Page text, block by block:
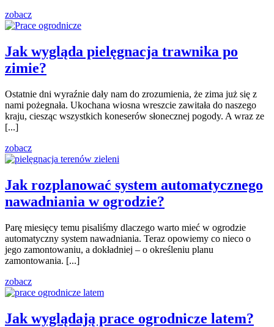
zobacz
Jak wygląda pielęgnacja trawnika po
zimie?
Ostatnie dni wyraźnie dały nam do zrozumienia, że zima już się z
nami pożegnała. Ukochana wiosna wreszcie zawitała do naszego
kraju, ciesząc wszystkich koneserów słonecznej pogody. A wraz ze
[...]
zobacz
Jak rozplanować system automatycznego
nawadniania w ogrodzie?
Parę miesięcy temu pisaliśmy dlaczego warto mieć w ogrodzie
automatyczny system nawadniania. Teraz opowiemy co nieco o
jego zamontowaniu, a dokładniej – o określeniu planu
zamontowania. [...]
zobacz
Jak wyglądają prace ogrodnicze latem?